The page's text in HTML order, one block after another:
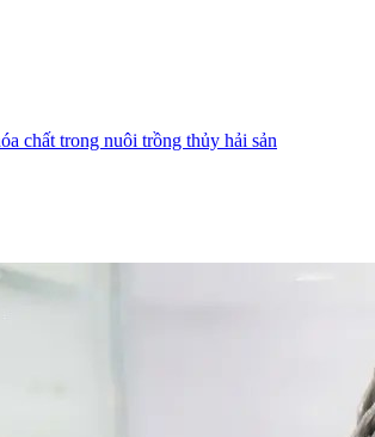
chất trong nuôi trồng thủy hải sản